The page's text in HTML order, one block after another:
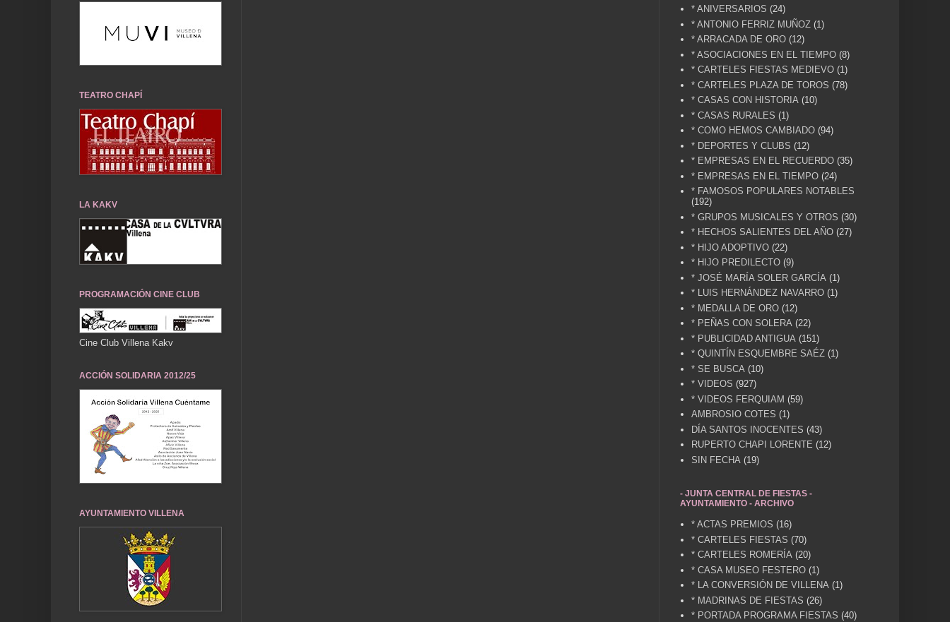
TEATRO CHAPÍ
LA KAKV
PROGRAMACIÓN CINE CLUB
Cine Club Villena Kakv
ACCIÓN SOLIDARIA 2012/25
AYUNTAMIENTO VILLENA
* ANIVERSARIOS (24)
* ANTONIO FERRIZ MUÑOZ (1)
* ARRACADA DE ORO (12)
* ASOCIACIONES EN EL TIEMPO (8)
* CARTELES FIESTAS MEDIEVO (1)
* CARTELES PLAZA DE TOROS (78)
* CASAS CON HISTORIA (10)
* CASAS RURALES (1)
* COMO HEMOS CAMBIADO (94)
* DEPORTES Y CLUBS (12)
* EMPRESAS EN EL RECUERDO (35)
* EMPRESAS EN EL TIEMPO (24)
* FAMOSOS POPULARES NOTABLES
(192)
* GRUPOS MUSICALES Y OTROS (30)
* HECHOS SALIENTES DEL AÑO (27)
* HIJO ADOPTIVO (22)
* HIJO PREDILECTO (9)
* JOSÉ MARÍA SOLER GARCÍA (1)
* LUIS HERNÁNDEZ NAVARRO (1)
* MEDALLA DE ORO (12)
* PEÑAS CON SOLERA (22)
* PUBLICIDAD ANTIGUA (151)
* QUINTÍN ESQUEMBRE SAÉZ (1)
* SE BUSCA (10)
* VIDEOS (927)
* VIDEOS FERQUIAM (59)
AMBROSIO COTES (1)
DÍA SANTOS INOCENTES (43)
RUPERTO CHAPI LORENTE (12)
SIN FECHA (19)
- JUNTA CENTRAL DE FIESTAS -
AYUNTAMIENTO - ARCHIVO
* ACTAS PREMIOS (16)
* CARTELES FIESTAS (70)
* CARTELES ROMERÍA (20)
* CASA MUSEO FESTERO (1)
* LA CONVERSIÓN DE VILLENA (1)
* MADRINAS DE FIESTAS (26)
* PORTADA PROGRAMA FIESTAS (40)